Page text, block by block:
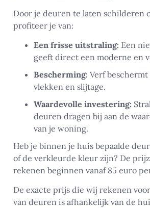
Door je deuren te laten schilderen
profiteer je van:
Een frisse uitstraling: Een
geeft direct een moderne en
Bescherming: Verf beschermt
vlekken en slijtage.
Waardevolle investering:
deuren dragen bij aan de
van je woning.
Heb je binnen je huis bepaalde
of de verkleurde kleur zijn? De
rekenen beginnen vanaf 85 euro
De exacte prijs die wij rekenen
van deuren is afhankelijk van de